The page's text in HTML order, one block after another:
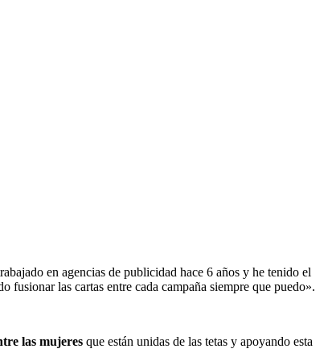
en agencias de publicidad hace 6 años y he tenido el
las cartas entre cada campaña siempre que puedo».
las mujeres que están unidas de las tetas y apoyando esta